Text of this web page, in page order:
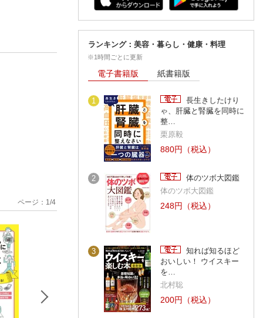
ページ： 1 /4
ランキング：美容・暮らし・健康・料理
※1時間ごとに更新
電子書籍版 紙書籍版
1
長生きしたけり
ゃ、肝臓と腎臓を同時に
整…
栗原毅
880円（税込）
2
体のツボ大図鑑
体のツボ大図鑑
248円（税込）
3
知れば知るほど
おいしい！ ウイスキー
を…
北村聡
200円（税込）